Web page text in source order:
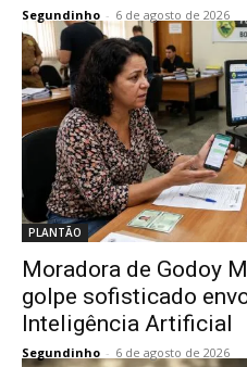
Segundinho - 6 de agosto de 2026
PLANTÃO
Moradora de Godoy
golpe sofisticado
Inteligência Artificial
Segundinho - 6 de agosto de 2026